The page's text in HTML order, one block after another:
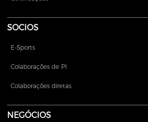
SOCIOS
E-Sports
Colaborações de PI
Colaborações diretas
NEGÓCIOS